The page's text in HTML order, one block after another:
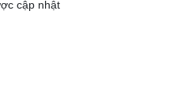
cập nhật